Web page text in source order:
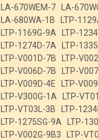
LA-670WEM-7
LA-
LA-680WA-1B
LTP-
LTP-1169G-9A
LTP-
LTP-1274D-7A
LTP-
LTP-V001D-7B
LTP-
LTP-V006D-7B
LTP-
LTP-V009D-4E
LTP-
LTP-V300G-1A
LTP-
LTP-VT03L-3B
LTP-
LTP-1275SG-9A
LTP-
LTP-V002G-9B3
LTP-